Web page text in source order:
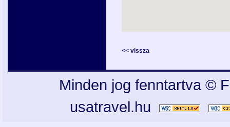
<< vissza
Minden jog fenntartva ©
usatravel.hu